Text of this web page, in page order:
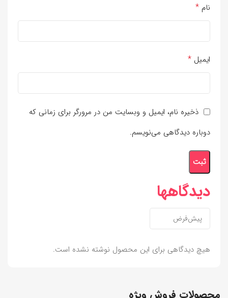
دیدگاهها
هیچ دیدگاهی برای این محصول نوشته نشده است.
نام *
ایمیل *
ذخیره نام، ایمیل و وبسایت من در مرورگر برای زمانی که
دوباره دیدگاهی می‌نویسم.
محصولات فروش ویژه